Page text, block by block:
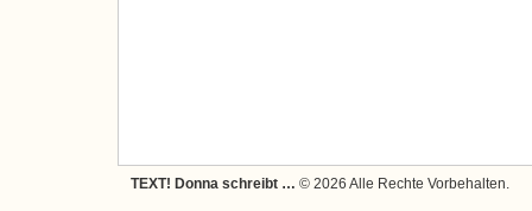
TEXT! Donna schreibt … © 2026 Alle Rechte Vorbehalten.